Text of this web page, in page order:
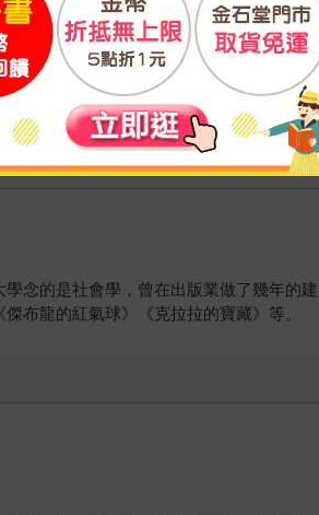
。在西伯．賀倫美麗的圖像線條與溫暖
念的是社會學，曾在出版業做了幾年的
布龍的紅氣球》《克拉拉的寶藏》等。